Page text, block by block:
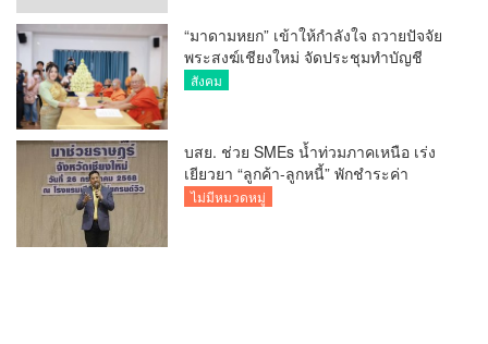
“มาดามหยก” เข้าให้กำลังใจ ถวายปัจจัย
พระสงฆ์เชียงใหม่ จัดประชุมทำบัญชี
รายรับรายจ่ายของวัด กว่า 300 รูป ที่วัด
สังคม
บสย. ช่วย SMEs น้ำท่วมภาคเหนือ เร่ง
เยียวยา “ลูกค้า-ลูกหนี้” พักชำระค่า
ธรรมเนียม-ค่างวด
ไม่มีหมวดหมู่